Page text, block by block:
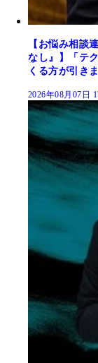
【お悩み相談
なし』】「テ
くる方が引きま
2026年08月07日